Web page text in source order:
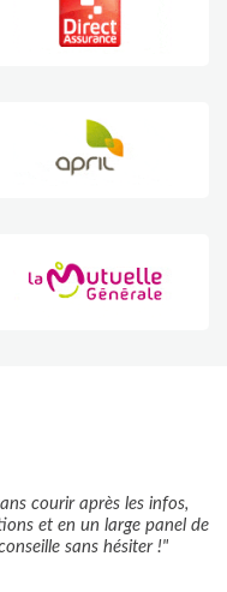
courir après les infos,
et en un large panel de
sans hésiter !"